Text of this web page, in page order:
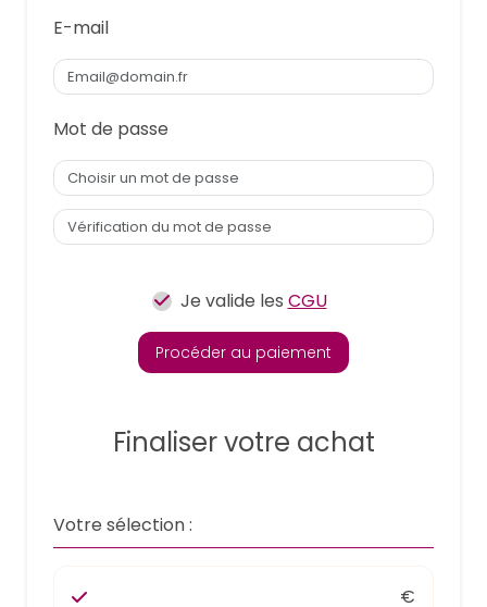
E-mail
Mot de passe
Je valide les CGU
Procéder au paiement
Finaliser votre achat
Votre sélection :
€